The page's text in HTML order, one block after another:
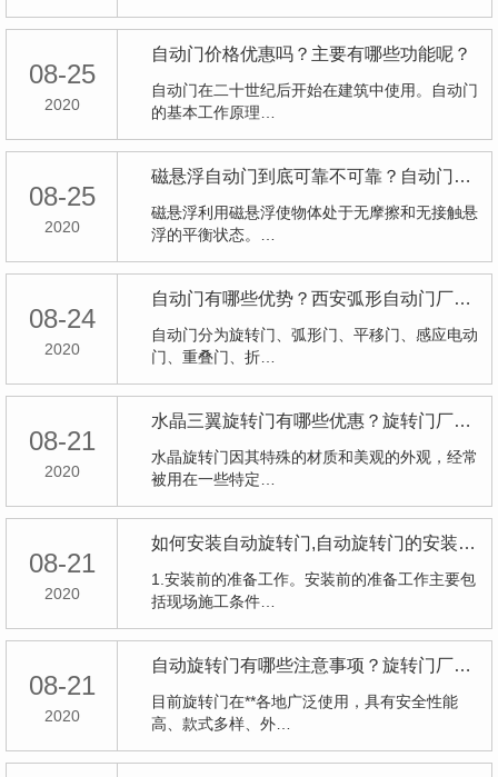
08-25
2020
自动门价格优惠吗？主要有哪些功能呢？
自动门在二十世纪后开始在建筑中使用。自动门
的基本工作原理…
08-25
2020
磁悬浮自动门到底可靠不可靠？自动门厂家带大家详解？
磁悬浮利用磁悬浮使物体处于无摩擦和无接触悬
浮的平衡状态。…
08-24
2020
自动门有哪些优势？西安弧形自动门厂家给我们具体的详解？
自动门分为旋转门、弧形门、平移门、感应电动
门、重叠门、折…
08-21
2020
水晶三翼旋转门有哪些优惠？旋转门厂家给我们具体的详解？
水晶旋转门因其特殊的材质和美观的外观，经常
被用在一些特定…
08-21
2020
如何安装自动旋转门,自动旋转门的安装有哪些方法呢？
1.安装前的准备工作。安装前的准备工作主要包
括现场施工条件…
08-21
2020
自动旋转门有哪些注意事项？旋转门厂家给我们具体的详解？
目前旋转门在**各地广泛使用，具有安全性能
高、款式多样、外…